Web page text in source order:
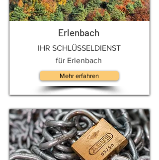
Erlenbach
IHR SCHLÜSSELDIENST
für Erlenbach
Mehr erfahren